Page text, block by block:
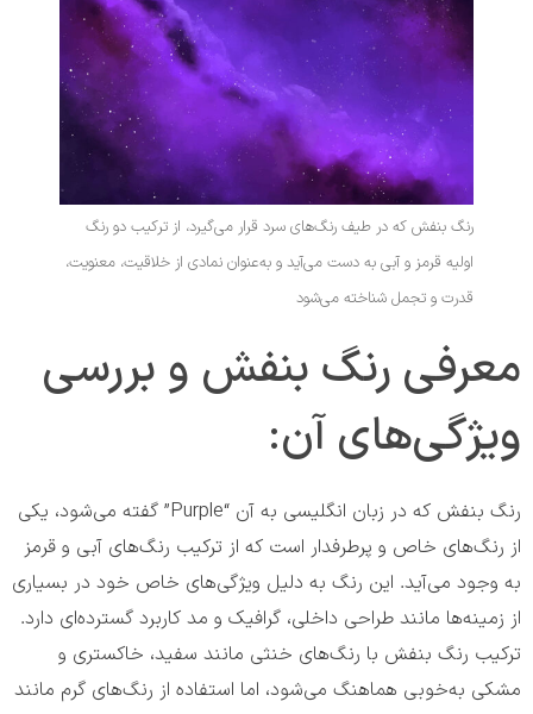
رنگ بنفش که در طیف رنگ‌های سرد قرار می‌گیرد، از ترکیب دو رنگ
اولیه قرمز و آبی به دست می‌آید و به‌عنوان نمادی از خلاقیت، معنویت،
قدرت و تجمل شناخته می‌شود
معرفی رنگ بنفش و بررسی
ویژگی‌های آن:
رنگ بنفش که در زبان انگلیسی به آن “Purple” گفته می‌شود، یکی
از رنگ‌های خاص و پرطرفدار است که از ترکیب رنگ‌های آبی و قرمز
به وجود می‌آید. این رنگ به دلیل ویژگی‌های خاص خود در بسیاری
از زمینه‌ها مانند طراحی داخلی، گرافیک و مد کاربرد گسترده‌ای دارد.
ترکیب رنگ بنفش با رنگ‌های خنثی مانند سفید، خاکستری و
مشکی به‌خوبی هماهنگ می‌شود، اما استفاده از رنگ‌های گرم مانند